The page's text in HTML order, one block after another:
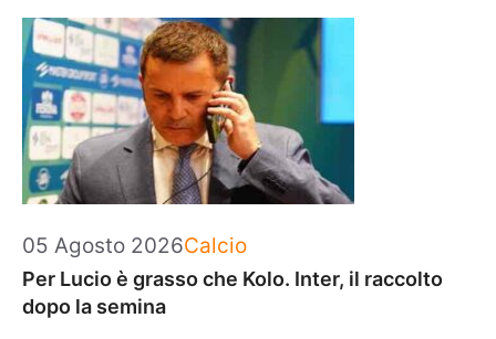
05 Agosto 2026Categorie
Calcio
Per Lucio è grasso che Kolo. Inter, il raccolto
dopo la semina